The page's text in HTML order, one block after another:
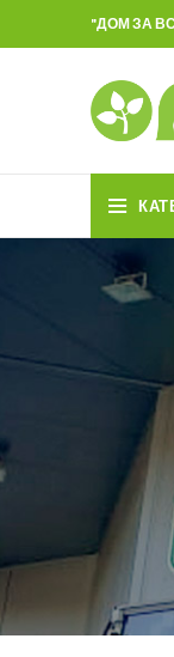
"ДОМ ЗА